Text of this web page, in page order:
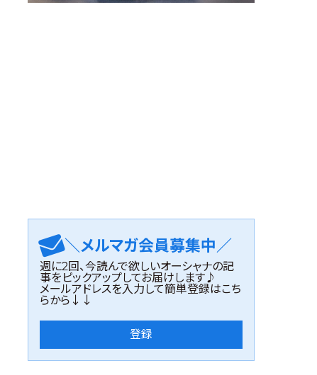
＼メルマガ会員募集中／
週に2回、今読んで欲しいオーシャナの記
事をピックアップしてお届けします♪
メールアドレスを入力して簡単登録はこち
らから↓↓
登録